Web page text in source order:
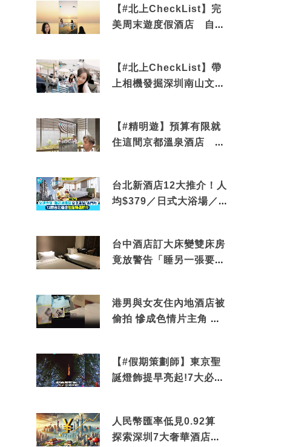
【#北上CheckList】完
美周末遊度假酒店 自帶
【#北上CheckList】帶
上相機發掘深圳南山文藝
【#精明遊】預算有限就
住這間京都溫泉酒店 車
台北新酒店12大推介！人
均$379／日式大浴場／1
台中酒店訂大床變雙床房
竟放警告「睡另一張要加
港男與女友住內地酒店被
偷拍 慘成色情片主角 鏡
【#假期策劃師】東京聖
誕燈飾提早亮起!7大必去
人民幣匯率低見0.92算
探索深圳7大奢華酒店體